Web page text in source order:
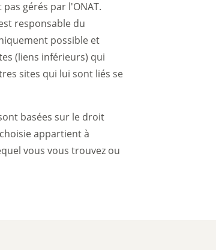
gérés par l'ONAT.
responsable du
possible et
(liens inférieurs) qui
sites qui lui sont liés se
basées sur le droit
appartient à
vous vous trouvez ou